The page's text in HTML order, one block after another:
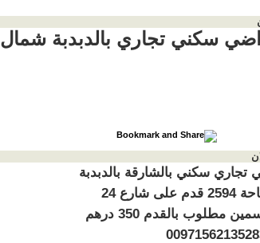
سكني تجاري بالدبدبة شمال
تجاري سكني بالشارقة بالدبدبة
شمال مساحة 2594 قدم على شارع 24
مقابل الياسمين مطلوب بالقدم 350 درهم